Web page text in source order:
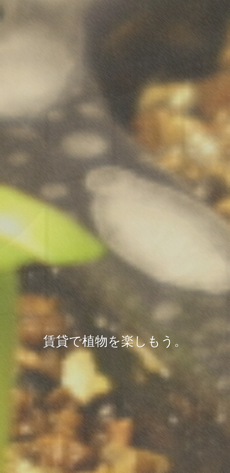
賃貸で植物を楽しもう。
賃貸で植物を楽しもう。
賃貸で植物を楽しもう。